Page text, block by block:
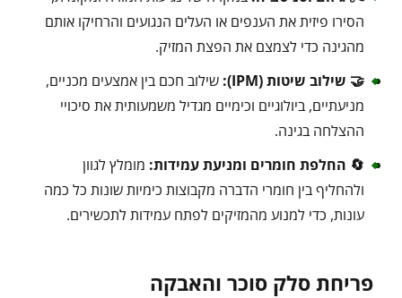
הסירו פיזית את הענפים או העלים הנגועים והרחיקו אותם
מהגינה כדי לצמצם את הפצת המזיק.
🤝 שילוב שיטות (IPM):
שילוב חכם בין אמצעים מכניים,
מניעתיים, ביולוגיים וכימיים מגדיל משמעותית את סיכויי
ההצלחה בגינה.
🔄 החלפת חומרים ומניעת עמידות: מומלץ לגוון
ולהחליף בין חומרי הדברה מקבוצות כימיות שונות כל כמה
עונות, כדי למנוע מהמזיקים לפתח עמידות לתכשירים.
פריחת סלק סוכר והאבקה